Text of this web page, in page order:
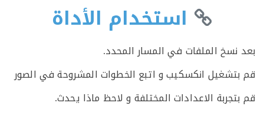
استخدام الأداة
الملفات في المسار المحدد.
انكسكيب و اتبع الخطوات المشروحة في الصور
الاعدادات المختلفة و لاحظ ماذا يحدث.